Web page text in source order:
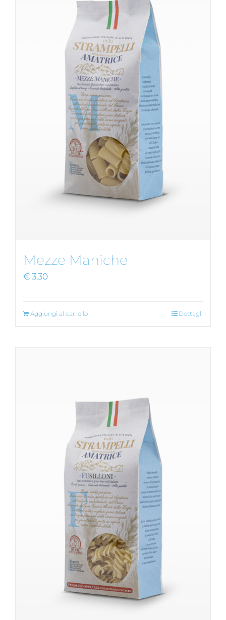
Mezze Maniche
€ 3,30
Aggiungi al carrello Dettagli